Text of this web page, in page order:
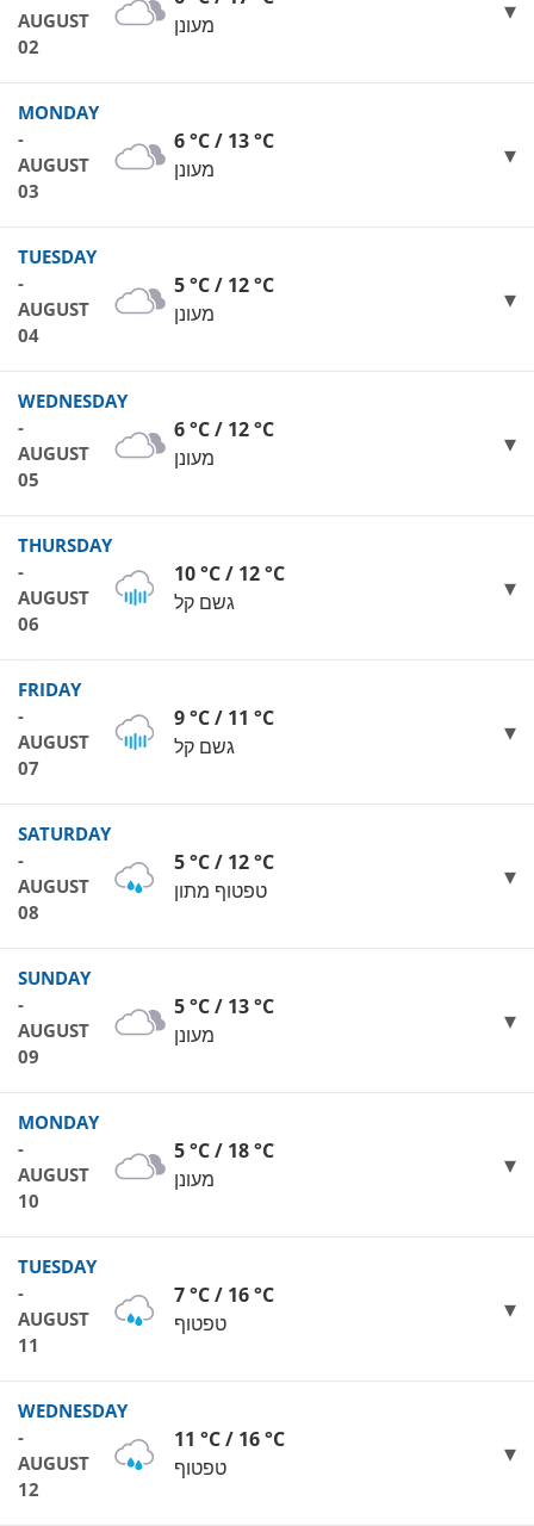
AUGUST
02
מעונן
MONDAY
-
AUGUST
03
6 °C / 13 °C
מעונן
TUESDAY
-
AUGUST
04
5 °C / 12 °C
מעונן
WEDNESDAY
-
AUGUST
05
6 °C / 12 °C
מעונן
THURSDAY
-
AUGUST
06
10 °C / 12 °C
גשם קל
FRIDAY
-
AUGUST
07
9 °C / 11 °C
גשם קל
SATURDAY
-
AUGUST
08
5 °C / 12 °C
טפטוף מתון
SUNDAY
-
AUGUST
09
5 °C / 13 °C
מעונן
MONDAY
-
AUGUST
10
5 °C / 18 °C
מעונן
TUESDAY
-
AUGUST
11
7 °C / 16 °C
טפטוף
WEDNESDAY
-
AUGUST
12
11 °C / 16 °C
טפטוף